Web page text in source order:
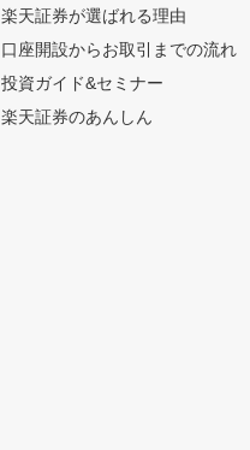
楽天証券が選ばれる理由
口座開設からお取引までの流れ
投資ガイド&セミナー
楽天証券のあんしん